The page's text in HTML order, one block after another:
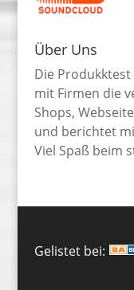
Über Uns
Die
mit Firmen die
Shops,
und berichtet
Viel Spaß beim
Gelistet bei: